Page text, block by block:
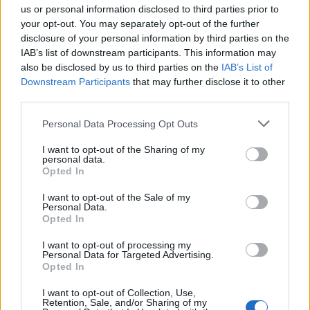
us or personal information disclosed to third parties prior to
your opt-out. You may separately opt-out of the further
disclosure of your personal information by third parties on the
IAB’s list of downstream participants. This information may
also be disclosed by us to third parties on the IAB’s List of
Downstream Participants that may further disclose it to other
Personal Data Processing Opt Outs
I want to opt-out of the Sharing of my
personal data.
Opted In
I want to opt-out of the Sale of my
Personal Data.
Opted In
I want to opt-out of processing my
Personal Data for Targeted Advertising.
Opted In
I want to opt-out of Collection, Use,
Retention, Sale, and/or Sharing of my
2023-04-17
esenzioni fiscali e crediti d'imposta adottati a
seguito della crisi economica causata dall'epidemia di
COVID-19 [con mo
agenzia delle entrate
3.650 euro
esenzioni fiscali e crediti d'imposta adottati a
COVID-19 [con mo
agenzia delle entrate
2021-11-24
seguito della crisi economica causata dall'epidemia di
COVID-19 [con mo
agenzia delle entrate
6.813 euro